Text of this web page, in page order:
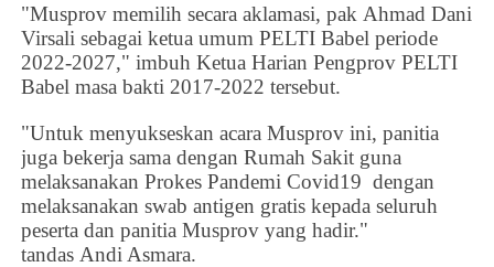
"Musprov memilih secara aklamasi, pak Ahmad Dani
Virsali sebagai ketua umum PELTI Babel periode
2022-2027," imbuh Ketua Harian Pengprov PELTI
Babel masa bakti 2017-2022 tersebut.
"Untuk menyukseskan acara Musprov ini, panitia
juga bekerja sama dengan Rumah Sakit guna
melaksanakan Prokes Pandemi Covid19 dengan
melaksanakan swab antigen gratis kepada seluruh
peserta dan panitia Musprov yang hadir."
tandas Andi Asmara.